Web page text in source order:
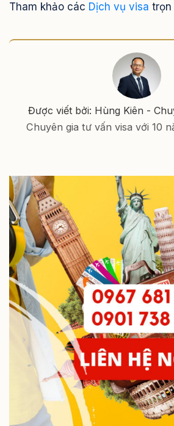
Tham khảo các Dịch vụ visa trọn
Được viết bởi: Hùng Kiên -
Chuyên gia tư vấn visa với 10